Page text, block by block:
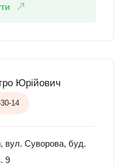
Юрійович
14
вул. Суворова, буд.
9